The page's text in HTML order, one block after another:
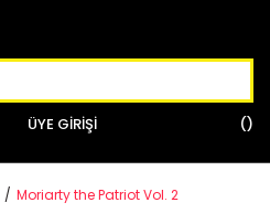
ÜYE GİRİŞİ
Moriarty the Patriot Vol. 2